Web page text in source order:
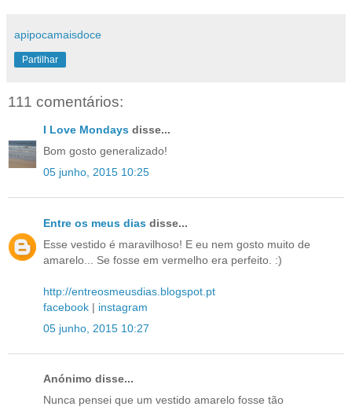
apipocamaisdoce
Partilhar
111 comentários:
I Love Mondays disse...
Bom gosto generalizado!
05 junho, 2015 10:25
Entre os meus dias disse...
Esse vestido é maravilhoso! E eu nem gosto muito de
amarelo... Se fosse em vermelho era perfeito. :)
http://entreosmeusdias.blogspot.pt
facebook | instagram
05 junho, 2015 10:27
Anónimo disse...
Nunca pensei que um vestido amarelo fosse tão